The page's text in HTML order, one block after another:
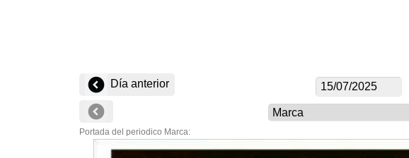
Día anterior
Portada del periodico Marca: